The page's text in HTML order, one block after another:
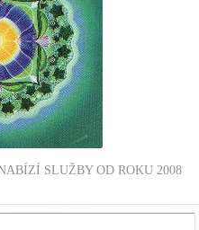
SLUŽBY OD ROKU 2008